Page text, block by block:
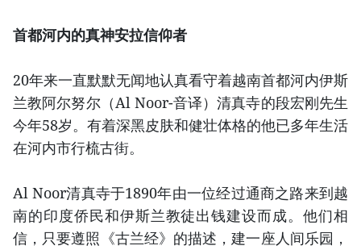
首都河内的真神安拉信仰者
20年来一直默默无闻地认真看守着越南首都河内伊斯
兰教阿尔努尔（Al Noor-音译）清真寺的段宏刚先生
今年58岁。有着深黑皮肤和健壮体格的他已多年生活
在河内市行梳古街。
Al Noor清真寺于1890年由一位经过通商之路来到越
南的印度侨民和伊斯兰教徒出钱建设而成。他们相
信，只要遵照《古兰经》的描述，建一座人间乐园，